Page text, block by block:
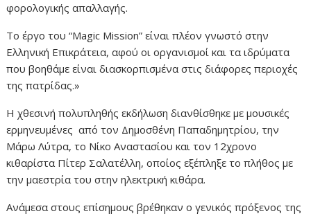
φορολογικής απαλλαγής.
Το έργο του “Magic Mission” είναι πλέον γνωστό στην
Ελληνική Επικράτεια, αφού οι οργανισμοί και τα ιδρύματα
που βοηθάμε είναι διασκορπισμένα στις διάφορες περιοχές
της πατρίδας.»
Η χθεσινή πολυπληθής εκδήλωση διανθίσθηκε με μουσικές
ερμηνευμένες από τον Δημοσθένη Παπαδημητρίου, την
Μάρω Λύτρα, το Νίκο Αναστασίου και τον 12χρονο
κιθαρίστα Πίτερ Σαλατέλλη, οποίος εξέπληξε το πλήθος με
την μαεστρία του στην ηλεκτρική κιθάρα.
Ανάμεσα στους επίσημους βρέθηκαν ο γενικός πρόξενος της